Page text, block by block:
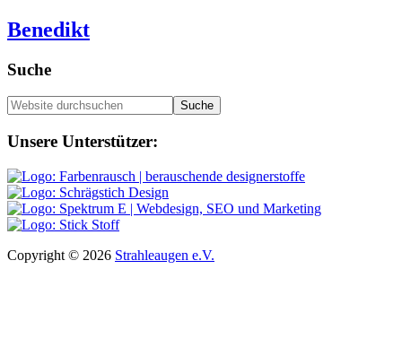
Benedikt
Seitenspalte
Suche
Website
durchsuchen
Footer
Unsere Unterstützer:
Copyright © 2026 Strahleaugen e.V.